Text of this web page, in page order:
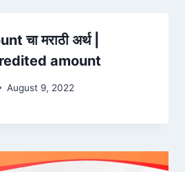
चा मराठी अर्थ |
amount
August 9, 2022